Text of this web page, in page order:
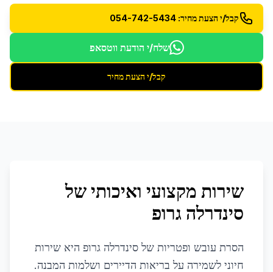
קבל/י הצעת מחיר: 054-742-5434
שלח/י הודעת ווטסאפ
קבל/י הצעת מחיר
שירות מקצועי ואיכותי של
סינדרלה גרופ
הסרת עובש ופטריות של סינדרלה גרופ היא שירות
חיוני לשמירה על בריאות הדיירים ושלמות המבנה.